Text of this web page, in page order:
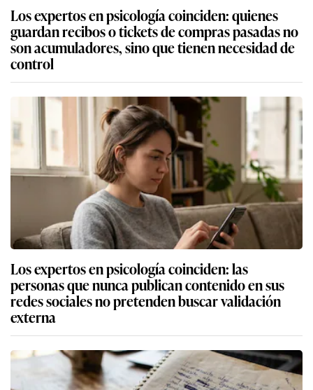
Los expertos en psicología coinciden: quienes
guardan recibos o tickets de compras pasadas no
son acumuladores, sino que tienen necesidad de
control
Los expertos en psicología coinciden: las
personas que nunca publican contenido en sus
redes sociales no pretenden buscar validación
externa